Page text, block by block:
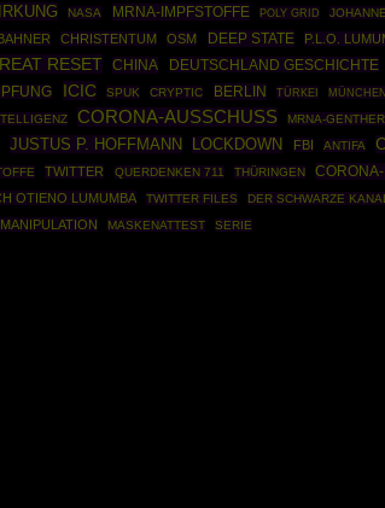
NASA MRNA-IMPFSTOFFE POLY GRID
CHRISTENTUM OSM DEEP STATE P.L.O.
RESET CHINA DEUTSCHLAND GESCHICHTE
ICIC SPUK CRYPTIC BERLIN TÜRKEI MÜNCHEN
CORONA-AUSSCHUSS
MRNA-
JUSTUS P. HOFFMANN LOCKDOWN FBI ANTIFA
TWITTER QUERDENKEN 711 THÜRINGEN
OTIENO LUMUMBA TWITTER FILES DER SCHWARZE KANAL
MANIPULATION MASKENATTEST SERIE